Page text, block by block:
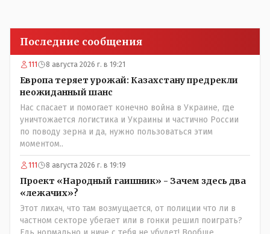
Последние сообщения
111 8 августа 2026 г. в 19:21
Европа теряет урожай: Казахстану предрекли
неожиданный шанс
Нас спасает и помогает конечно война в Украине, где
уничтожается логистика и Украины и частично России
по поводу зерна и да, нужно пользоваться этим
моментом..
111 8 августа 2026 г. в 19:19
Проект «Народный гаишник» - Зачем здесь два
«лежачих»?
Этот лихач, что там возмущается, от полиции что ли в
частном секторе убегает или в гонки решил поиграть?